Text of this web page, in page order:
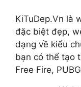
KiTuDep.Vn là
đặc biệt đẹp,
dạng về kiểu
bạn có thể tạo
Free Fire,